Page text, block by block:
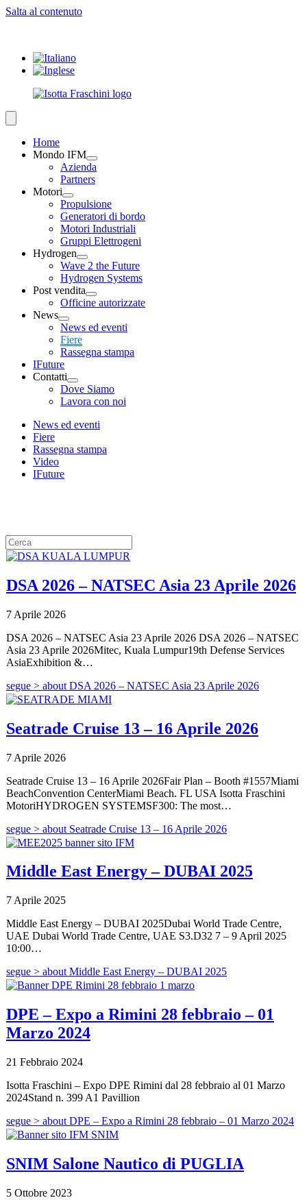
Salta al contenuto
Home
Mondo IFM
Azienda
Partners
Motori
Propulsione
Generatori di bordo
Motori Industriali
Gruppi Elettrogeni
Hydrogen
Wave 2 the Future
Hydrogen Systems
Post vendita
Officine autorizzate
News
News ed eventi
Fiere
Rassegna stampa
IFuture
Contatti
Dove Siamo
Lavora con noi
News ed eventi
Fiere
Rassegna stampa
Video
IFuture
DSA 2026 – NATSEC Asia 23 Aprile 2026
7 Aprile 2026
DSA 2026 – NATSEC Asia 23 Aprile 2026 DSA 2026 – NATSEC
Asia 23 Aprile 2026Mitec, Kuala Lumpur19th Defense Services
AsiaExhibition &…
segue > about DSA 2026 – NATSEC Asia 23 Aprile 2026
Seatrade Cruise 13 – 16 Aprile 2026
7 Aprile 2026
Seatrade Cruise 13 – 16 Aprile 2026Fair Plan – Booth #1557Miami
BeachConvention CenterMiami Beach. FL USA Isotta Fraschini
MotoriHYDROGEN SYSTEMSF300: The most…
segue > about Seatrade Cruise 13 – 16 Aprile 2026
Middle East Energy – DUBAI 2025
7 Aprile 2025
Middle East Energy – DUBAI 2025Dubai World Trade Centre,
UAE Dubai World Trade Centre, UAE S3.D32 7 – 9 April 2025
10:00…
segue > about Middle East Energy – DUBAI 2025
DPE – Expo a Rimini 28 febbraio – 01
Marzo 2024
21 Febbraio 2024
Isotta Fraschini – Expo DPE Rimini dal 28 febbraio al 01 Marzo
2024Stand n. 399 A1 Pavillion
segue > about DPE – Expo a Rimini 28 febbraio – 01 Marzo 2024
SNIM Salone Nautico di PUGLIA
5 Ottobre 2023